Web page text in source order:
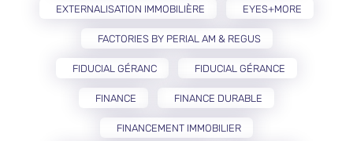
EXTERNALISATION IMMOBILIÈRE EYES+MORE
FACTORIES BY PERIAL AM & REGUS
FIDUCIAL GÉRANC FIDUCIAL GÉRANCE
FINANCE FINANCE DURABLE
FINANCEMENT IMMOBILIER